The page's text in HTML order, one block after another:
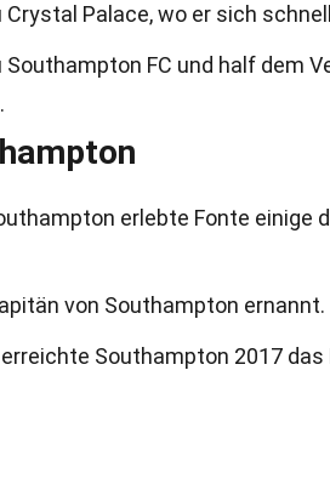
Palace, wo er sich
FC und half dem
erlebte Fonte einige
von Southampton ernannt.
erreichte Southampton 2017 das